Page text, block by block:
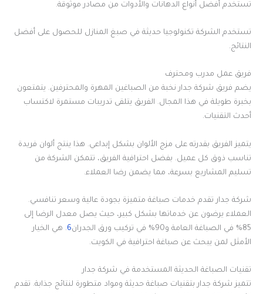
تستخدم أفضل أنواع الدهانات والأدوات من مصادر موثوقة.
تستخدم الشركة تكنولوجيا حديثة في صبغ المنازل للحصول على أفضل
النتائج.
فريق عمل مدرب ومحترف
يضم فريق شركة جدار نخبة من الصباغين المهرة والمحترفين. يتمتعون
بخبرة طويلة في هذا المجال. الفريق يتلقى تدريبات مستمرة لاكتساب
أحدث التقنيات.
يتميز الفريق بقدرته على مزج الألوان بشكل إبداعي. هذا ينتج ألوان فريدة
تناسب ذوق كل عميل. بفضل احترافية الفريق، تتمكن الشركة من
تسليم المشاريع بسرعة، مما يضمن رضا العملاء.
شركة جدار تقدم خدمات صباغة متميزة بجودة عالية وسعر تنافسي.
العملاء يرضون عن خدماتها بشكل كبير، حيث يصل معدل الرضا إلى
85% في الصباغة العامة و90% في تركيب ورق الجدران
6. هي الخيار
الأمثل لمن يبحث عن صباغة احترافية في الكويت.
تقنيات الصباغة الحديثة المستخدمة في شركة جدار
تتميز شركة جدار بتقنيات صباغة حديثة ومواد متطورة لنتائج جذابة. تقدم